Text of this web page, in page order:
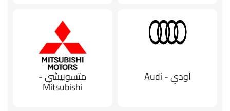
أودي - Audi متسوبيشي -
Mitsubishi